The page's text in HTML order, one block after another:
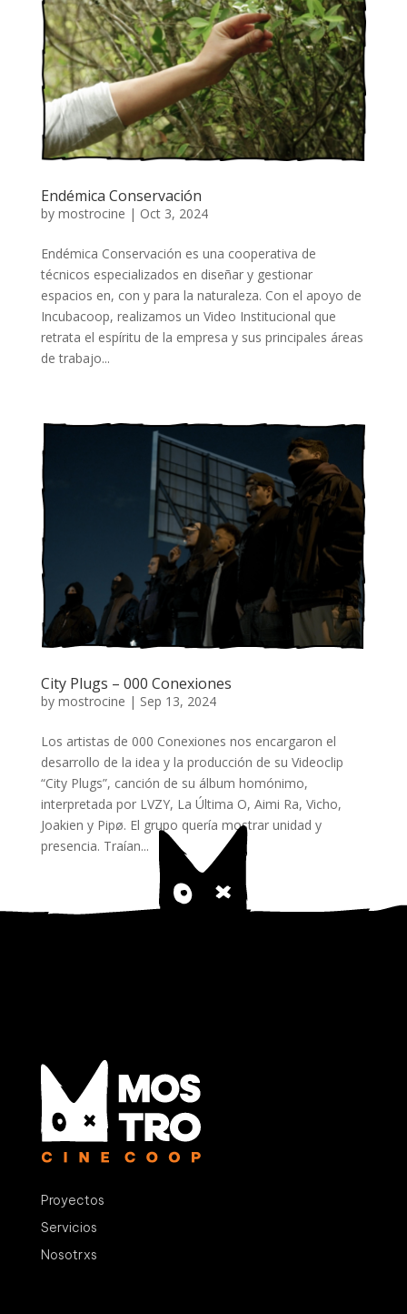
Endémica Conservación
by mostrocine | Oct 3, 2024
Endémica Conservación es una cooperativa de
técnicos especializados en diseñar y gestionar
espacios en, con y para la naturaleza. Con el apoyo de
Incubacoop, realizamos un Video Institucional que
retrata el espíritu de la empresa y sus principales áreas
de trabajo...
City Plugs – 000 Conexiones
by mostrocine | Sep 13, 2024
Los artistas de 000 Conexiones nos encargaron el
desarrollo de la idea y la producción de su Videoclip
“City Plugs”, canción de su álbum homónimo,
interpretada por LVZY, La Última O, Aimi Ra, Vicho,
Joakien y Pipø. El grupo quería mostrar unidad y
presencia. Traían...
Proyectos
Servicios
Nosotrxs